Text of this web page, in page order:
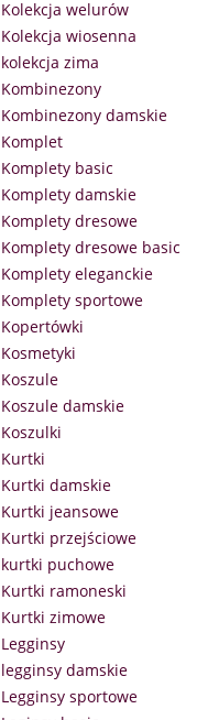
Kolekcja welurów
Kolekcja wiosenna
kolekcja zima
Kombinezony
Kombinezony damskie
Komplet
Komplety basic
Komplety damskie
Komplety dresowe
Komplety dresowe basic
Komplety eleganckie
Komplety sportowe
Kopertówki
Kosmetyki
Koszule
Koszule damskie
Koszulki
Kurtki
Kurtki damskie
Kurtki jeansowe
Kurtki przejściowe
kurtki puchowe
Kurtki ramoneski
Kurtki zimowe
Legginsy
legginsy damskie
Legginsy sportowe